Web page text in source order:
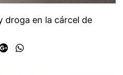
droga en la cárcel de